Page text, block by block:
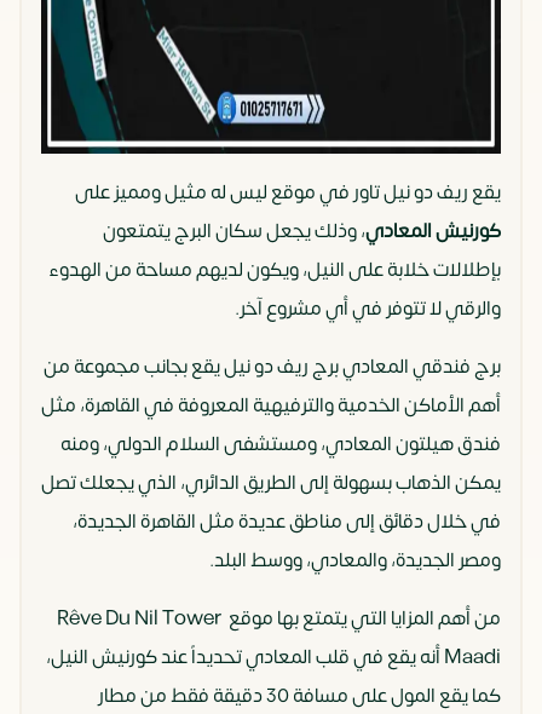
نظام
15,631,000
جنيه مصري
اكتر
من
55متر شقة
18,345,000
جنيه مصري
مقدم
تعاقد
اكتر
من
استلام
يقع ريف دو نيل تاور في موقع ليس له مثيل ومميز على
كورنيش المعادي، وذلك يجعل سكان البرج يتمتعون
بإطلالات خلابة على النيل، ويكون لديهم مساحة من الهدوء
والرقي لا تتوفر في أي مشروع آخر.
برج فندقي المعادي برج ريف دو نيل يقع بجانب مجموعة من
أهم الأماكن الخدمية والترفيهية المعروفة في القاهرة، مثل
فندق هيلتون المعادي، ومستشفى السلام الدولي، ومنه
يمكن الذهاب بسهولة إلى الطريق الدائري، الذي يجعلك تصل
في خلال دقائق إلى مناطق عديدة مثل القاهرة الجديدة،
ومصر الجديدة، والمعادي، ووسط البلد.
من أهم المزايا التي يتمتع بها موقع Rêve Du Nil Tower
Maadi أنه يقع في قلب المعادي تحديداً عند كورنيش النيل،
كما يقع المول على مسافة 30 دقيقة فقط من مطار